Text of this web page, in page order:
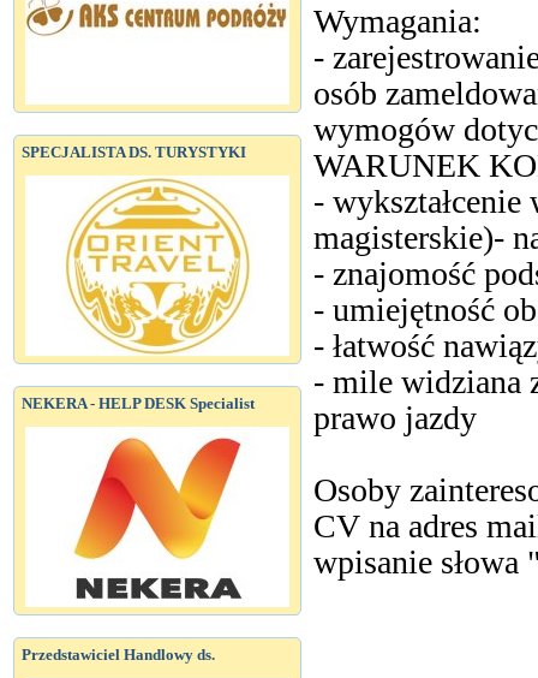
SPECJALISTA DS. TURYSTYKI
NEKERA - HELP DESK Specialist
Przedstawiciel Handlowy ds.
Wymagania:
-
osób
wymogów
WARUNEK
-
magisterskie)-
- znajomość
- umiejętność
- łatwość
- mile widziana
prawo jazdy
Osoby
CV na adres
wpisanie słowa